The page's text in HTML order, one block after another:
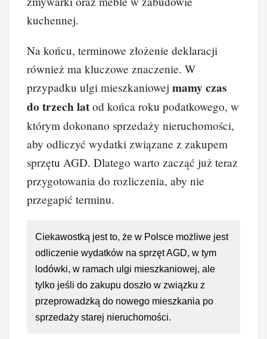
kuchennej.
Na końcu, terminowe złożenie deklaracji
również ma kluczowe znaczenie. W
przypadku ulgi mieszkaniowej mamy czas
do trzech lat od końca roku podatkowego, w
którym dokonano sprzedaży nieruchomości,
aby odliczyć wydatki związane z zakupem
sprzętu AGD. Dlatego warto zacząć już teraz
przygotowania do rozliczenia, aby nie
przegapić terminu.
Ciekawostką jest to, że w Polsce możliwe jest
odliczenie wydatków na sprzęt AGD, w tym
lodówki, w ramach ulgi mieszkaniowej, ale
tylko jeśli do zakupu doszło w związku z
przeprowadzką do nowego mieszkania po
sprzedaży starej nieruchomości.